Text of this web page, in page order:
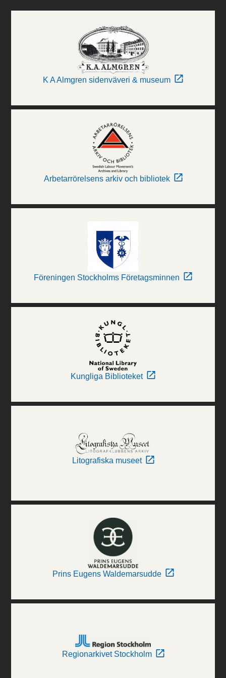
K A Almgren sidenväveri & museum
Arbetarrörelsens arkiv och bibliotek
Föreningen Stockholms Företagsminnen
Kungliga Biblioteket
Litografiska museet
Prins Eugens Waldemarsudde
Regionarkivet Stockholm